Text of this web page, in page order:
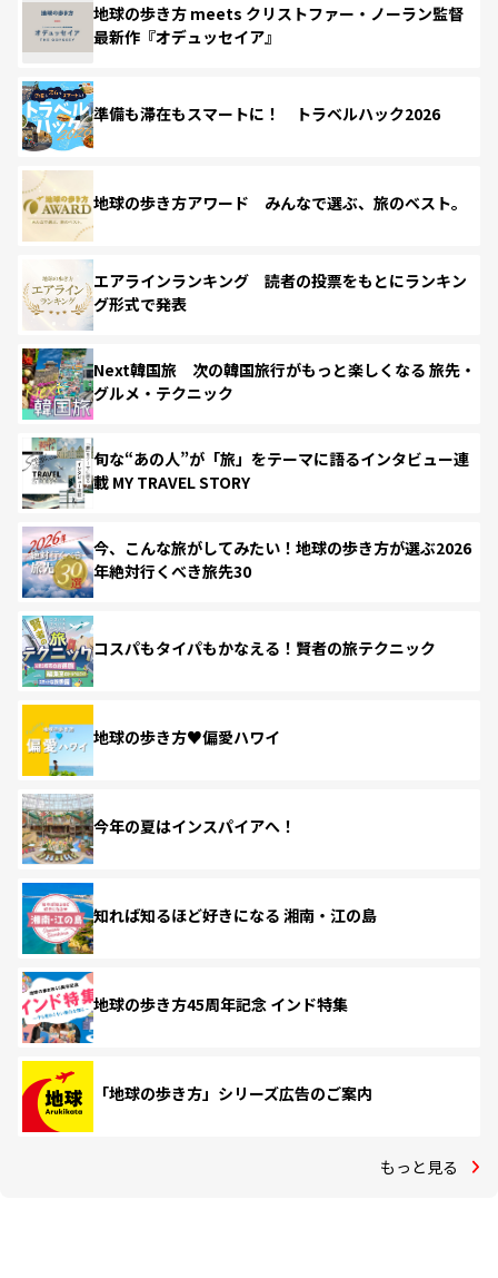
地球の歩き方 meets クリストファー・ノーラン監督
最新作『オデュッセイア』
準備も滞在もスマートに！ トラベルハック2026
地球の歩き方アワード みんなで選ぶ、旅のベスト。
エアラインランキング 読者の投票をもとにランキン
グ形式で発表
Next韓国旅 次の韓国旅行がもっと楽しくなる 旅先・
グルメ・テクニック
旬な“あの人”が「旅」をテーマに語るインタビュー連
載 MY TRAVEL STORY
今、こんな旅がしてみたい！地球の歩き方が選ぶ2026
年絶対行くべき旅先30
コスパもタイパもかなえる！賢者の旅テクニック
地球の歩き方♥偏愛ハワイ
今年の夏はインスパイアへ！
知れば知るほど好きになる 湘南・江の島
地球の歩き方45周年記念 インド特集
「地球の歩き方」シリーズ広告のご案内
もっと見る